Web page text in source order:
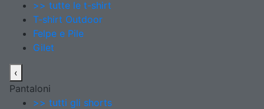
>> tutte le t-shirt
T-shirt Outdoor
Felpe e Pile
Gilet
‹
Pantaloni
>> tutti gli shorts